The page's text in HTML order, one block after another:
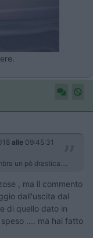
alle 09:45:31
un pò drastica....
, ma il commento
dall'uscita dal
di quello dato in
.... ma hai fatto